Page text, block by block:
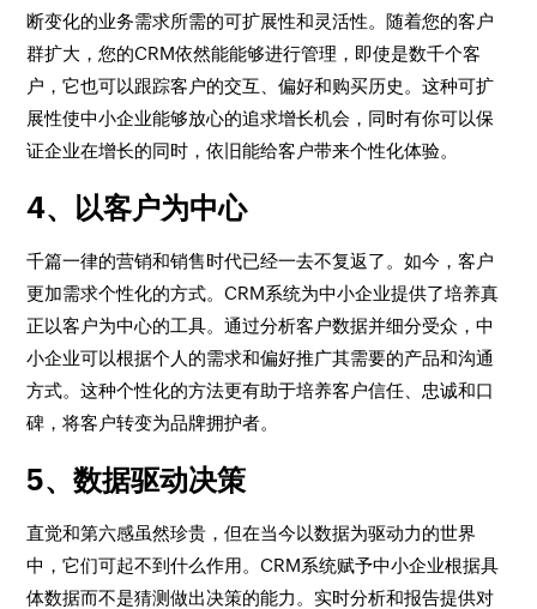
断变化的业务需求所需的可扩展性和灵活性。随着您的客户
群扩大，您的CRM依然能能够进行管理，即使是数千个客
户，它也可以跟踪客户的交互、偏好和购买历史。这种可扩
展性使中小企业能够放心的追求增长机会，同时有你可以保
证企业在增长的同时，依旧能给客户带来个性化体验。
4、以客户为中心
千篇一律的营销和销售时代已经一去不复返了。如今，客户
更加需求个性化的方式。CRM系统为中小企业提供了培养真
正以客户为中心的工具。通过分析客户数据并细分受众，中
小企业可以根据个人的需求和偏好推广其需要的产品和沟通
方式。这种个性化的方法更有助于培养客户信任、忠诚和口
碑，将客户转变为品牌拥护者。
5、数据驱动决策
直觉和第六感虽然珍贵，但在当今以数据为驱动力的世界
中，它们可起不到什么作用。CRM系统赋予中小企业根据具
体数据而不是猜测做出决策的能力。实时分析和报告提供对